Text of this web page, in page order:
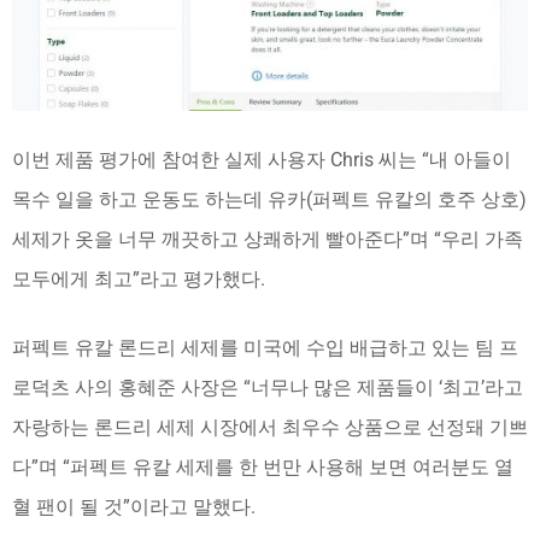
이번 제품 평가에 참여한 실제 사용자 Chris 씨는 “내 아들이
목수 일을 하고 운동도 하는데 유카(퍼펙트 유칼의 호주 상호)
세제가 옷을 너무 깨끗하고 상쾌하게 빨아준다”며 “우리 가족
모두에게 최고”라고 평가했다.
퍼펙트 유칼 론드리 세제를 미국에 수입 배급하고 있는 팀 프
로덕츠 사의 홍혜준 사장은 “너무나 많은 제품들이 ‘최고’라고
자랑하는 론드리 세제 시장에서 최우수 상품으로 선정돼 기쁘
다”며 “퍼펙트 유칼 세제를 한 번만 사용해 보면 여러분도 열
혈 팬이 될 것”이라고 말했다.